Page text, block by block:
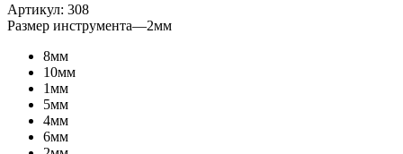
Артикул: 308
Размер инструмента—2мм
8мм
10мм
1мм
5мм
4мм
6мм